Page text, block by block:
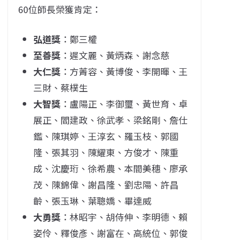
60位師長榮獲肯定：
弘道獎 ：鄭三權
至善獎 ：遲文麗、黃炳森、謝念慈
大仁獎 ：方菁容、黃博俊、李開暉、王
三財、蔡樸生
大智獎 ：盧陽正、李御璽、黃世育、卓
展正、閻建政、徐武孝、梁銘剛、詹仕
鑑、陳琪婷、王淳玄、羅玉枝、郭國
隆、張其羽、陳耀東、方俊才、陳重
成、沈慶珩、徐希農、本間美穗、廖承
茂、陳錦偉、謝昌隆、劉忠陽、許昌
齡、張玉琳、葉聰嬌、畢達威
大勇獎 ：林昭宇、胡侍伸、李明德、賴
姿伶、釋俊彥、謝富在、高統位、郭俊